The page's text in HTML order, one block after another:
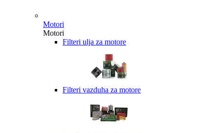
Motori
Motori
Filteri ulja za motore
Filteri vazduha za motore